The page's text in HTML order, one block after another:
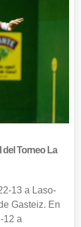
del Torneo La
13 a Laso-
Gasteiz. En
12 a